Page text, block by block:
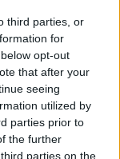
third parties, or
for
opt-out
that after your
seeing
utilized by
parties prior to
the further
parties on the